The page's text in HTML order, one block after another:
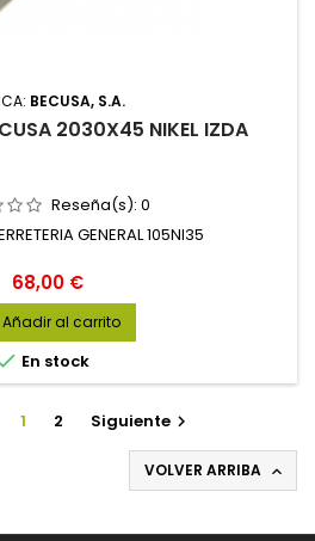
BECUSA, S.A.
2030X45 NIKEL IZDA
Reseña(s): 0
GENERAL 105NI35
Precio
68,00 €
Añadir al carrito
En stock
1 2 Siguiente 
VOLVER ARRIBA 